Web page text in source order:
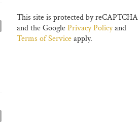
This site is protected by reCAPTCHA
and the GooglePrivacy Policyand
Terms of Serviceapply.